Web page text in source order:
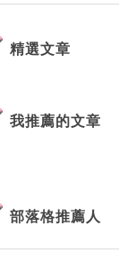
精選文章
我推薦的文章
部落格推薦人